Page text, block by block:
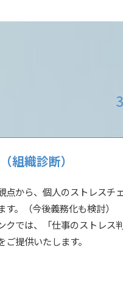
組織診断）
点から、個人のストレスチ
す。（今後義務化も検討）
クでは、「仕事のストレス
ご提供いたします。